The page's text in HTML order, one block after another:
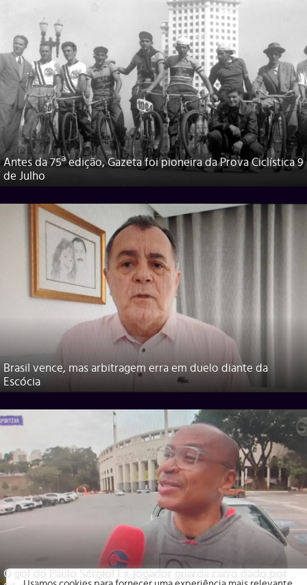
Antes da 75ª edição, Gazeta foi pioneira da Prova Ciclística 9
de Julho
Brasil vence, mas arbitragem erra em duelo diante da
Escócia
O gol do Paulo Sérgio! Ex-jogador guarda carro dado por